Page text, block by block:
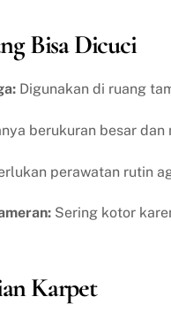
Bisa Dicuci
Digunakan di ruang
berukuran besar
perawatan rutin
Sering kotor
Karpet